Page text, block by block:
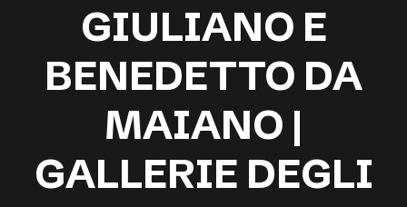
GIULIANO E
BENEDETTO DA
MAIANO |
GALLERIE DEGLI